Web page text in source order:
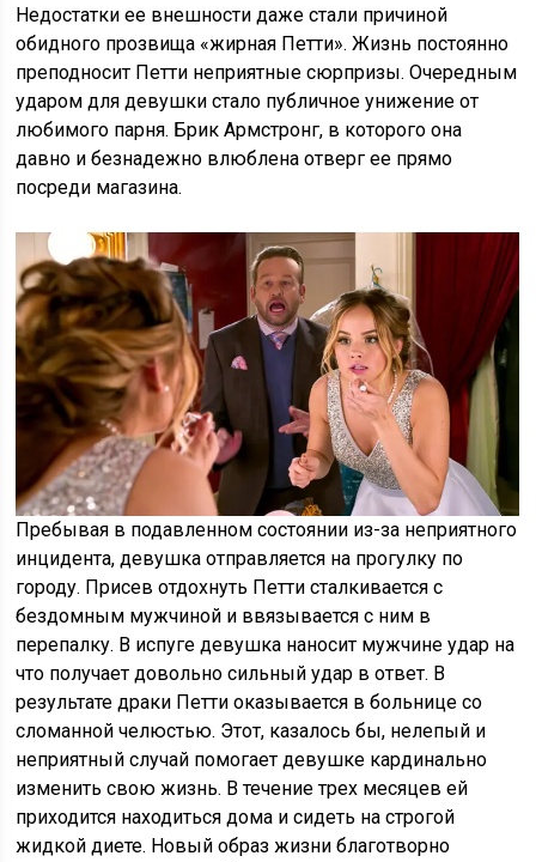
Недостатки ее внешности даже стали причиной
обидного прозвища «жирная Петти». Жизнь постоянно
преподносит Петти неприятные сюрпризы. Очередным
ударом для девушки стало публичное унижение от
любимого парня. Брик Армстронг, в которого она
давно и безнадежно влюблена отверг ее прямо
посреди магазина.
Пребывая в подавленном состоянии из-за неприятного
инцидента, девушка отправляется на прогулку по
городу. Присев отдохнуть Петти сталкивается с
бездомным мужчиной и ввязывается с ним в
перепалку. В испуге девушка наносит мужчине удар на
что получает довольно сильный удар в ответ. В
результате драки Петти оказывается в больнице со
сломанной челюстью. Этот, казалось бы, нелепый и
неприятный случай помогает девушке кардинально
изменить свою жизнь. В течение трех месяцев ей
приходится находиться дома и сидеть на строгой
жидкой диете. Новый образ жизни благотворно